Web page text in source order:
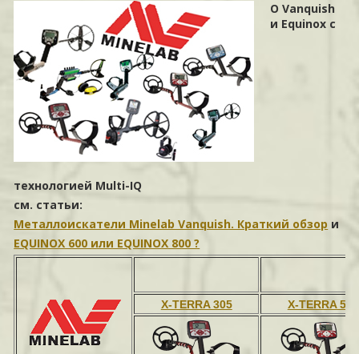
О Vanquish
и Equinox с
технологией Multi-IQ
см. статьи:
Металлоискатели Minelab Vanquish. Краткий обзор и
EQUINOX 600 или EQUINOX 800 ?
X-TERRA 305 X-TERRA 505